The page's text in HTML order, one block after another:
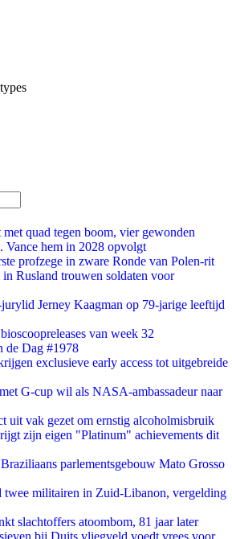
quad tegen boom, vier gewonden
Vance hem in 2028 opvolgt
profzege in zware Ronde van Polen-rit
Rusland trouwen soldaten voor
Jerney Kaagman op 79-jarige leeftijd
van week 32
de Dag #1978
exclusieve early access tot uitgebreide
G-cup wil als NASA-ambassadeur naar
uit vak gezet om ernstig alcoholmisbruik
zijn eigen "Platinum" achievements dit
parlementsgebouw Mato Grosso
twee militairen in Zuid-Libanon, vergelding
slachtoffers atoombom, 81 jaar later
bij Duits vliegveld voedt vrees voor